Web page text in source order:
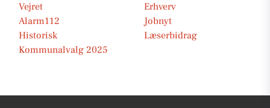
Vejret
Erhverv
Alarm112
Jobnyt
Historisk
Læserbidrag
Kommunalvalg 2025